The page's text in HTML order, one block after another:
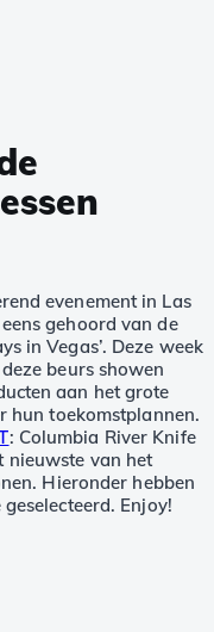
evenement in Las
gehoord van de
in Vegas’. Deze week
beurs showen
aan het grote
hun toekomstplannen.
: Columbia River Knife
nieuwste van het
Hieronder hebben
Enjoy!